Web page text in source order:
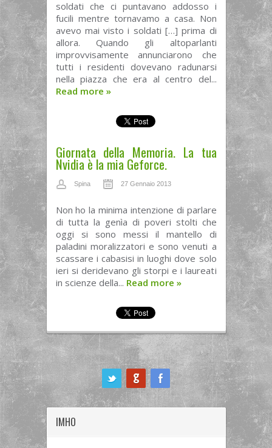
soldati che ci puntavano addosso i
fucili mentre tornavamo a casa. Non
avevo mai visto i soldati […] prima di
allora. Quando gli altoparlanti
improvvisamente annunciarono che
tutti i residenti dovevano radunarsi
nella piazza che era al centro del...
Read more »
Giornata della Memoria. La tua
Nvidia è la mia Geforce.
Spina 27 Gennaio 2013
Non ho la minima intenzione di parlare
di tutta la genìa di poveri stolti che
oggi si sono messi il mantello di
paladini moralizzatori e sono venuti a
scassare i cabasisi in luoghi dove solo
ieri si deridevano gli storpi e i laureati
in scienze della... Read more »
IMHO